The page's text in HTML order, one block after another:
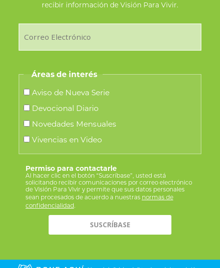
recibir información de Visión Para Vivir.
Áreas de interés
Aviso de Nueva Serie
Devocional Diario
Novedades Mensuales
Vivencias en Video
Permiso para contactarle
Al hacer clic en el botón “Suscríbase”, usted está
solicitando recibir comunicaciones por correo electrónico
de Visión Para Vivir y permite que sus datos personales
sean procesados de acuerdo a nuestras normas de
confidencialidad.